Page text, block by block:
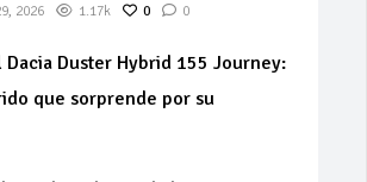
2026 1.17k 0 0
Dacia Duster Hybrid 155 Journey:
que sorprende por su